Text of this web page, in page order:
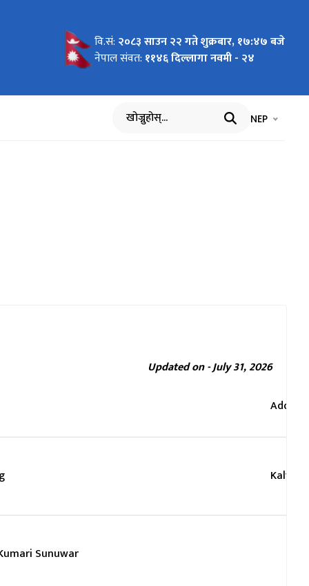
वि.सं: २०८३ साउन २२ गते शुक्रबार, १७:४७ बजे
नेपाल संवत: ११४६ दिल्लागा नवमी - २४
खोज्नुहोस् भाषा चयन
NEP
Updated on - July 31, 2026
Address
Sunuwar